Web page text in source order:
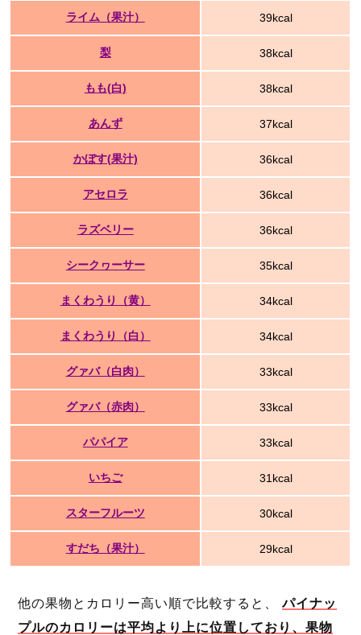
ライム（果汁） 39kcal
梨 38kcal
もも(白) 38kcal
あんず 37kcal
かぼす(果汁) 36kcal
アセロラ 36kcal
ラズベリー 36kcal
シークヮーサー 35kcal
まくわうり（黄） 34kcal
まくわうり（白） 34kcal
グァバ（白肉） 33kcal
グァバ（赤肉） 33kcal
パパイア 33kcal
いちご 31kcal
スターフルーツ 30kcal
すだち（果汁） 29kcal
他の果物とカロリー高い順で比較すると、パイナッ
プルのカロリーは平均より上に位置しており、果物